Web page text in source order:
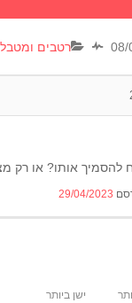
08/ רטבים
להסמיך אותו? או רק
29/04/2023
ישן ביותר